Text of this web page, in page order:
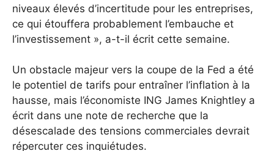
niveaux élevés d’incertitude pour les entreprises,
ce qui étouffera probablement l’embauche et
l’investissement », a-t-il écrit cette semaine.
Un obstacle majeur vers la coupe de la Fed a été
le potentiel de tarifs pour entraîner l’inflation à la
hausse, mais l’économiste ING James Knightley a
écrit dans une note de recherche que la
désescalade des tensions commerciales devrait
répercuter ces inquiétudes.